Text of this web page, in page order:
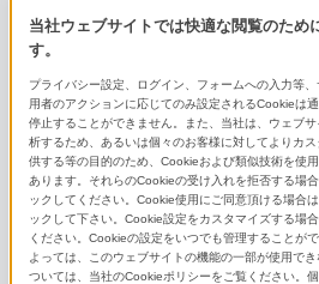
FE 14mm F1.8 GM
FE 16mm F1.8 G
FE 20mm F1.8 G
FE 24mm F1.4 GM
FE 24mm F2.8 G
FE 28mm F2
当社ウェブサイトでは快適な閲覧のため
す。
プライバシー設定、ログイン、フォームへの入力等
用者のアクションに応じてのみ設定されるCookieは
停止することができません。また、当社は、ウェブ
析するため、あるいは個々のお客様に対してよりカ
供する等の目的のため、Cookieおよび類似技術を使
あります。それらのCookieの受け入れを拒否する場
ックしてください。Cookie使用にご同意頂ける場合
ックして下さい。Cookie設定をカスタマイズする場
ください。Cookieの設定をいつでも管理することが
よっては、このウェブサイトの機能の一部が使用で
ついては、当社のCookieポリシーをご覧ください。